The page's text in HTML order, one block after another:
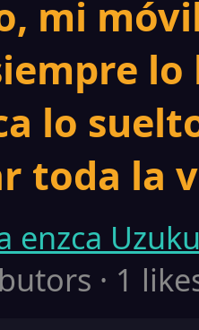
mi
lo
toda la
enzca
· 1